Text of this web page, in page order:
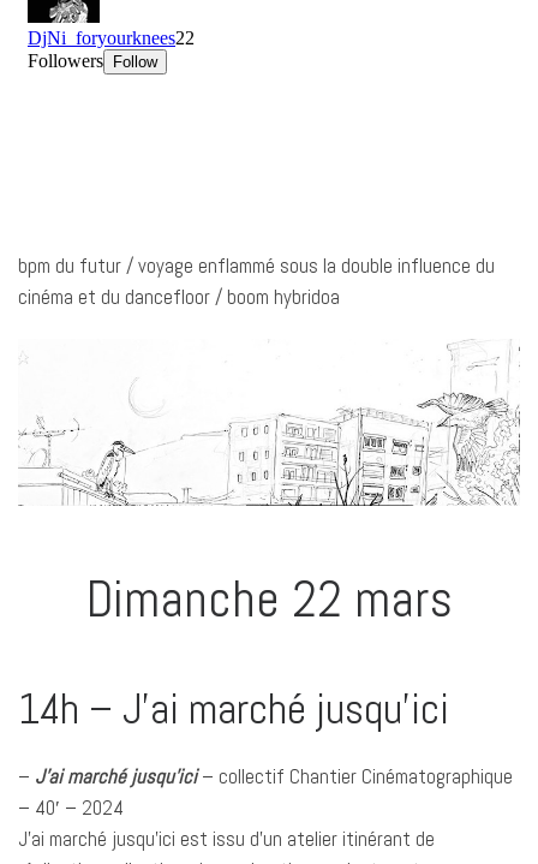
bpm du futur / voyage enflammé sous la double influence du
cinéma et du dancefloor / boom hybridoa
Dimanche 22 mars
14h – J’ai marché jusqu’ici
– J’ai marché jusqu’ici– collectif Chantier Cinématographique
– 40′ – 2024
J’ai marché jusqu’ici est issu d’un atelier itinérant de